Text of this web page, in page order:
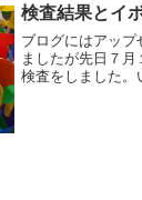
の記事では、直腸
理由をやさしく整
受診の目安までを
解説します。今
まず、少し楽にな
検査結果とイ
ブログにはアップ
ましたが先日７
検査をしました。